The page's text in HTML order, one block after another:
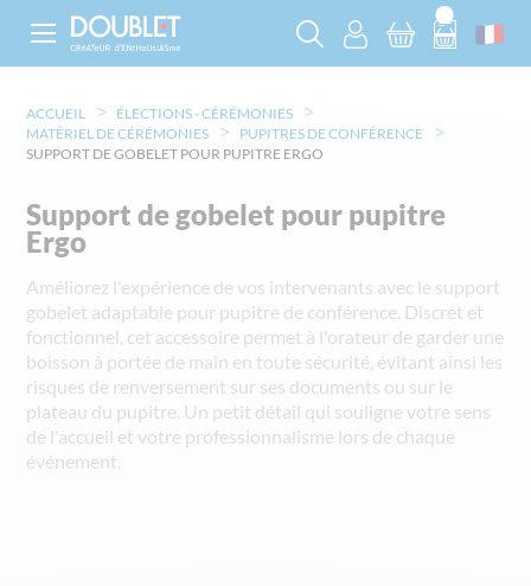
ACCUEIL
ÉLECTIONS - CÉRÉMONIES
MATÉRIEL DE CÉRÉMONIES
PUPITRES DE CONFÉRENCE
SUPPORT DE GOBELET POUR PUPITRE ERGO
Support de gobelet pour pupitre
Ergo
Améliorez l'expérience de vos intervenants avec le support
gobelet adaptable pour pupitre de conférence. Discret et
fonctionnel, cet accessoire permet à l'orateur de garder une
boisson à portée de main en toute sécurité, évitant ainsi les
risques de renversement sur ses documents ou sur le
plateau du pupitre. Un petit détail qui souligne votre sens
de l'accueil et votre professionnalisme lors de chaque
événement.